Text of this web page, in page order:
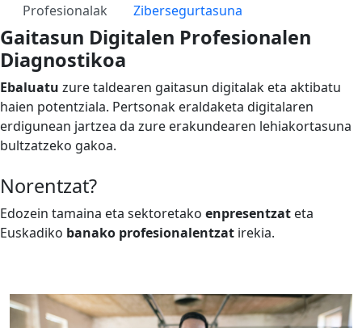
Profesionalak Zibersegurtasuna
Gaitasun Digitalen Profesionalen
Diagnostikoa
Ebaluatu zure taldearen gaitasun digitalak eta aktibatu
haien potentziala. Pertsonak eraldaketa digitalaren
erdigunean jartzea da zure erakundearen lehiakortasuna
bultzatzeko gakoa.
Norentzat?
Edozein tamaina eta sektoretako enpresentzat eta
Euskadiko banako profesionalentzat irekia.